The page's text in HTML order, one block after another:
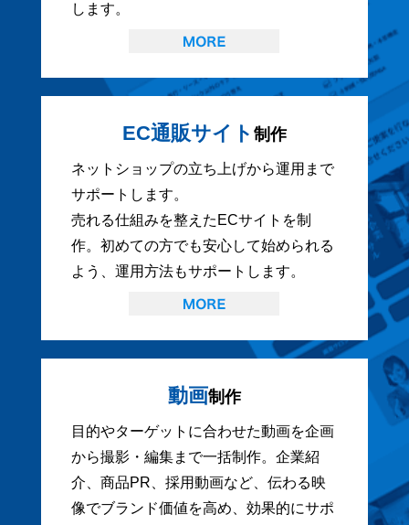
します。
EC通販サイト 制作
ネットショップの立ち上げから運用まで
サポートします。
売れる仕組みを整えたECサイトを制
作。初めての方でも安心して始められる
よう、運用方法もサポートします。
動画制作
目的やターゲットに合わせた動画を企画
から撮影・編集まで一括制作。企業紹
介、商品PR、採用動画など、伝わる映
像でブランド価値を高め、効果的にサポ